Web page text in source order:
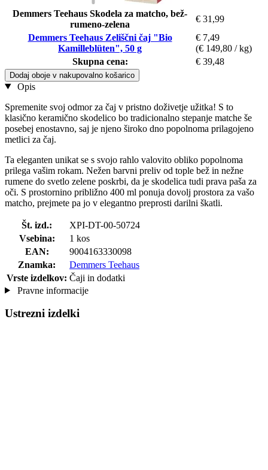
Demmers Teehaus Skodela za matcho, bež-
rumeno-zelena
€ 31,99
Demmers Teehaus Zeliščni čaj "Bio
Kamilleblüten", 50 g
€ 7,49
(€ 149,80 / kg)
Skupna cena:
€ 39,48
Dodaj oboje v nakupovalno košarico
Opis
Spremenite svoj odmor za čaj v pristno doživetje užitka! S to
klasično keramično skodelico bo tradicionalno stepanje matche še
posebej enostavno, saj je njeno široko dno popolnoma prilagojeno
metlici za čaj.
Ta eleganten unikat se s svojo rahlo valovito obliko popolnoma
prilega vašim rokam. Nežen barvni preliv od tople bež in nežne
rumene do svetlo zelene poskrbi, da je skodelica tudi prava paša za
oči. S prostornino približno 400 ml ponuja dovolj prostora za vašo
matcho, prejmete pa jo v elegantno preprosti darilni škatli.
Št. izd.:
XPI-DT-00-50724
Vsebina:
1 kos
EAN:
9004163330098
Znamka:
Demmers Teehaus
Vrste izdelkov: Čaji in dodatki
Pravne informacije
Ustrezni izdelki